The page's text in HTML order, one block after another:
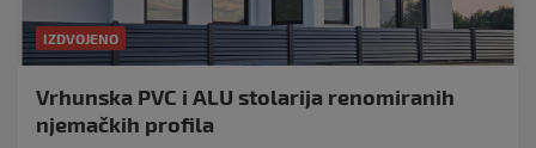
IZDVOJENO
Vrhunska PVC i ALU stolarija renomiranih
njemačkih profila